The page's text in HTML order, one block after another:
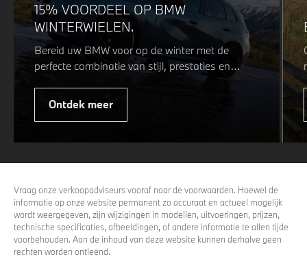
15% VOORDEEL OP BMW
WINTERWIELEN.
Bereid uw BMW voor op de winter met de
perfecte combinatie van stijl, prestaties en
veiligheid. Of u nu kiest voor een sportieve of
elegante look, onze winterwielen zijn
ontworpen om uw rijervaring te optimaliseren,
weersomstandigheden. Profiteer nu van15%
voordeel.
Ontdek meer
Vraag onze verkoopadviseurs vooraf naar de voorwaarden. Hoewel de
informatie op onze website permanent zo accuraat en actueel mogelijk
wordt weergegeven, zijn wijzigingen in modellen, uitvoeringen, prijzen,
technische specificaties, afbeeldingen, of andere informatie te allen tijde
voorbehouden. Aan de inhoud van deze website kunnen derhalve geen
rechten worden ontleend.